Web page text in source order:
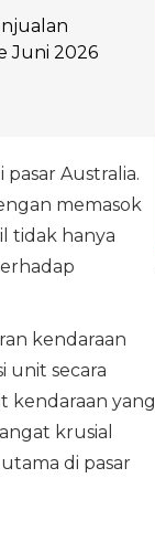
Juni 2026
pasar Australia.
memasok
tidak hanya
kendaraan
unit secara
kendaraan yang
krusial
di pasar